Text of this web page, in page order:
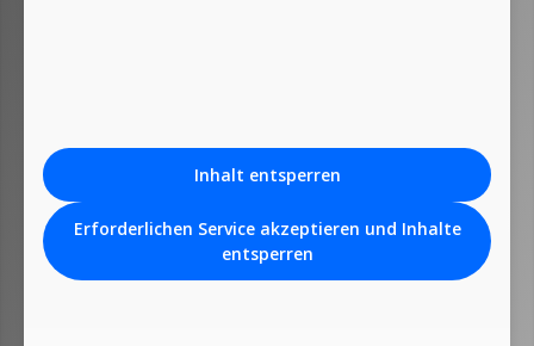
Inhalt entsperren
Erforderlichen Service akzeptieren und Inhalte
entsperren